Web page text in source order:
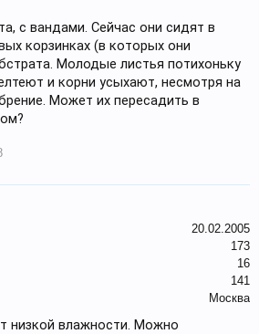
с вандами. Сейчас они сидят в
корзинках (в которых они
Молодые листья потихоньку
и корни усыхают, несмотря на
Может их пересадить в
20.02.2005
173
16
141
Москва
низкой влажности. Можно